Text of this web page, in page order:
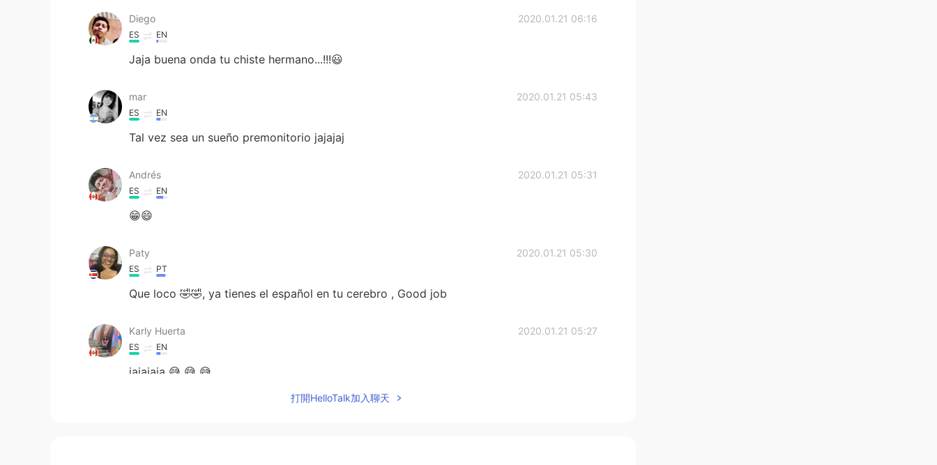
Diego 2020.01.21 06:16
ES EN
Jaja buena onda tu chiste hermano...!!!😃
mar 2020.01.21 05:43
ES EN
Tal vez sea un sueño premonitorio jajajaj
Andrés 2020.01.21 05:31
ES EN
😁😄
Paty 2020.01.21 05:30
ES PT
Que loco 🤣🤣, ya tienes el español en tu cerebro , Good job
Karly Huerta 2020.01.21 05:27
ES EN
jajajaja 😅 😅 😅
打開HelloTalk加入聊天